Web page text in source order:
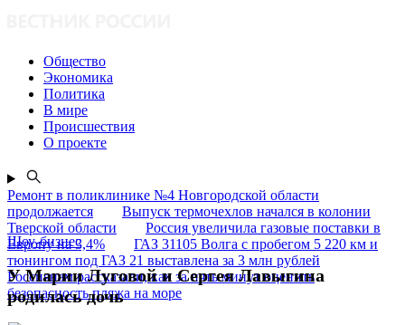
Общество
Экономика
Политика
В мире
Происшествия
О проекте
Ремонт в поликлинике №4 Новгородской области
продолжается
Выпуск термочехлов начался в колонии
Тверской области
Россия увеличила газовые поставки в
Европу на 3,4%
ГАЗ 31105 Волга с пробегом 5 220 км и
тюнингом под ГАЗ 21 выставлена за 3 млн рублей
Россиянам рассказали, как за пять минут оценить
безопасность пляжа на море
Шоу-бизнес
У Марии Луговой и Сергея Лавыгина
родилась дочь